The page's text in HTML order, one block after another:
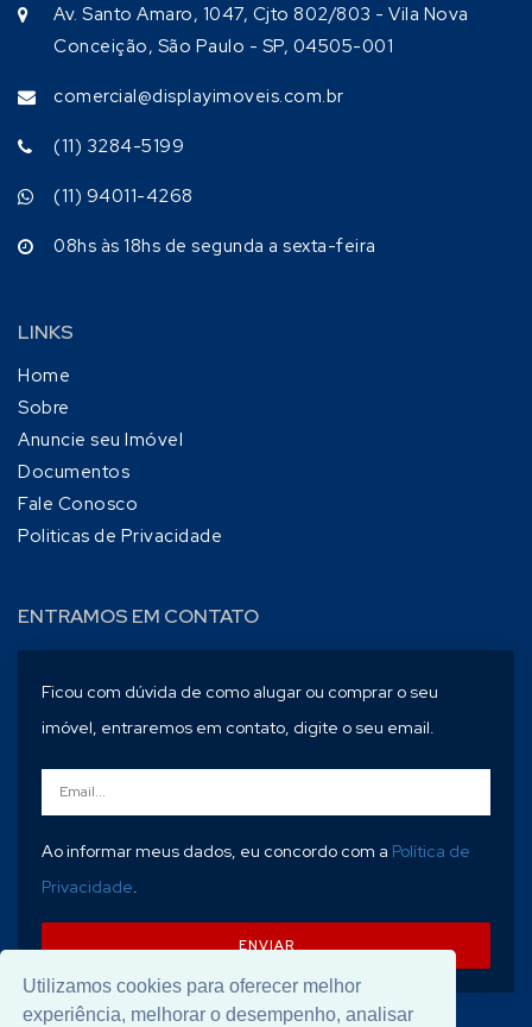
Utilizamos cookies para oferecer melhor
experiência, melhorar o desempenho, analisar
Av. Santo Amaro, 1047, Cjto 802/803 - Vila Nova
Conceição, São Paulo - SP, 04505-001
comercial@displayimoveis.com.br
(11) 3284-5199
(11) 94011-4268
08hs às 18hs de segunda a sexta-feira
LINKS
Home
Sobre
Anuncie seu Imóvel
Documentos
Fale Conosco
Politicas de Privacidade
ENTRAMOS EM CONTATO
Ficou com dúvida de como alugar ou comprar o seu
imóvel, entraremos em contato, digite o seu email.
Ao informar meus dados, eu concordo com a Política de
Privacidade.
ENVIAR